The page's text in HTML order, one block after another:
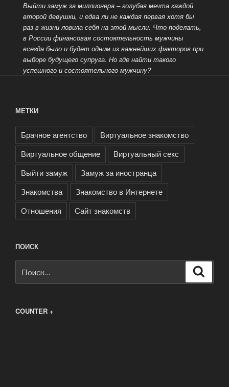
Выйти замуж за миллионера – голубая мечта каждой
второй девушки, и едва ли не каждая первая хотя бы
раз в жизни ловила себя на этой мысли. Что поделать,
в России финансовая состоятельность мужчины
всегда было и будет одним из важнейших факторов при
выборе будущего супруга. Но где найти такого
успешного и состоятельного мужчину?
МЕТКИ
Брачное агентство
Виртуальное знакомство
Виртуальное общение
Виртуальный секс
Выйти замуж
Замуж за иностранца
Знакомства
Знакомство в Интернете
Отношения
Сайт знакомств
ПОИСК
COUNTER +